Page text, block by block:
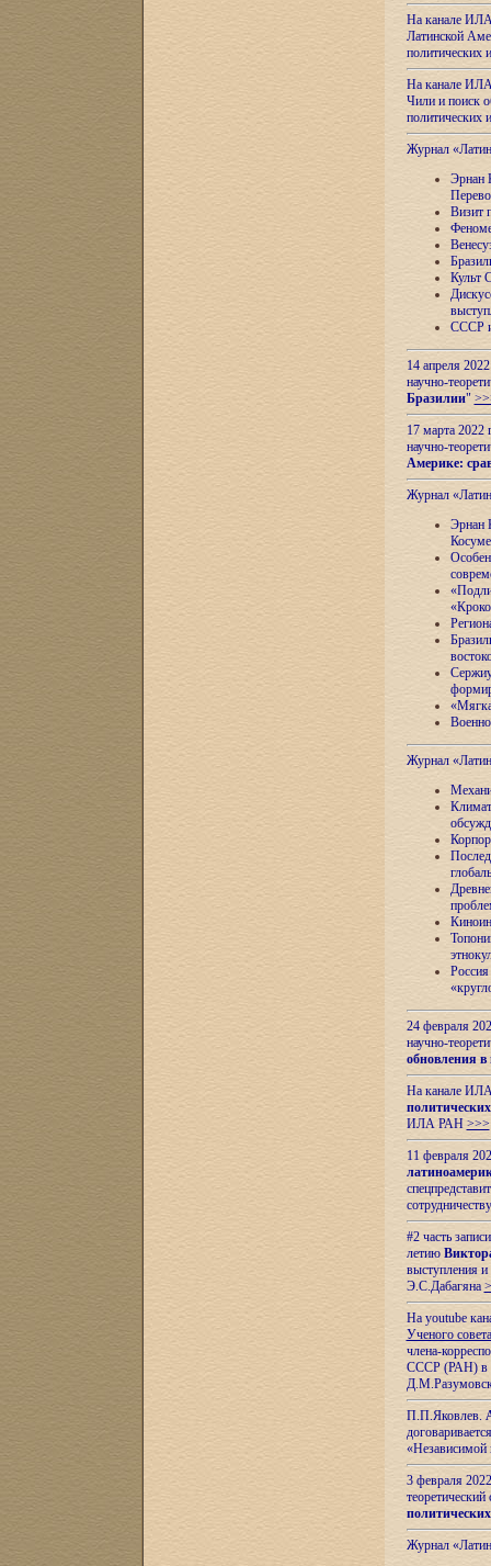
На канале
Латинской
На канале
Чили и поиск
Журнал
Эрнан
Визит
Культ
СССР и
14 апреля
научно-
Бразилии"
17 марта 2022
научно-
Америке:
Журнал
Эрнан
Журнал
24 февраля
научно-
обновления в
На канале
ИЛА РАН >>>
11 февраля
#2 часть
летию
выступления
Э.С.Дабагяна
На youtube
Ученого
члена-
СССР (РАН) в
П.П.Яковлев.
«Независимой
3 февраля
теоретический
Журнал